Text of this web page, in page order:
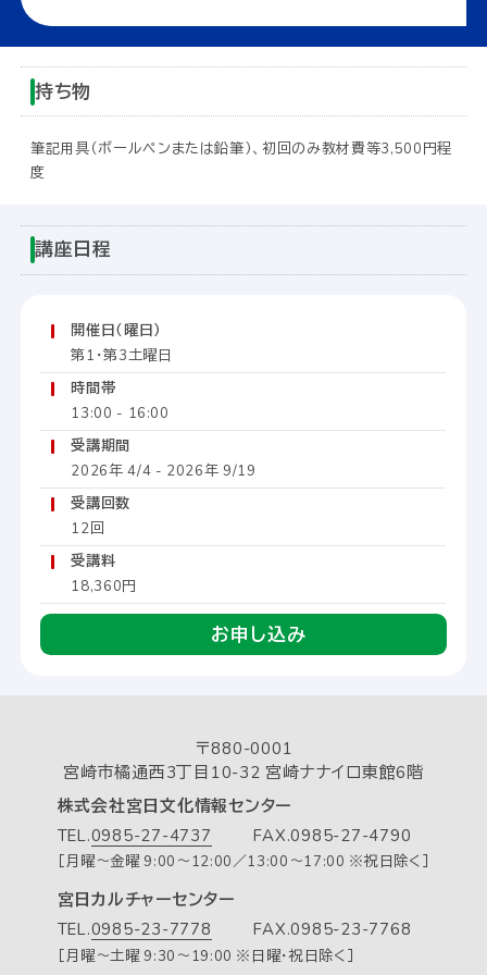
持ち物
筆記用具（ボールペンまたは鉛筆）、初回のみ教材費等3,500円程
度
講座日程
開催日（曜日）
第1・第3土曜日
時間帯
13:00 - 16:00
受講期間
2026年 4/4 - 2026年 9/19
受講回数
12回
受講料
18,360円
お申し込み
〒880-0001
宮崎市橘通西3丁目10-32 宮崎ナナイロ東館6階
株式会社宮日文化情報センター
TEL.0985-27-4737
［月曜～金曜 9:00～12:00／13:00～17:00 ※祝日除く］
FAX.0985-27-4790
宮日カルチャーセンター
TEL.0985-23-7778
［月曜～土曜 9:30～19:00 ※日曜・祝日除く］
FAX.0985-23-7768